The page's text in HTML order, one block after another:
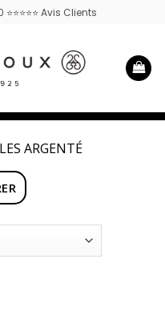
Avis Clients
ARGENTÉ